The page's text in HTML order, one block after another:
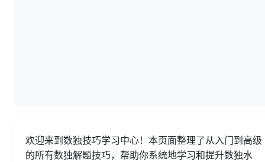
欢迎来到数独技巧学习中心！本页面整理了从入门到高级
的所有数独解题技巧，帮助你系统地学习和提升数独水